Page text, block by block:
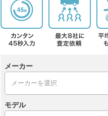
メーカー
モデル